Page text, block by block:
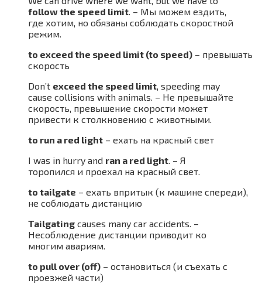
follow the speed limit. – Мы можем ездить,
где хотим, но обязаны соблюдать скоростной
режим.
to exceed the speed limit (to speed) – превышать
скорость
Don’t exceed the speed limit, speeding may
cause collisions with animals. – Не превышайте
скорость, превышение скорости может
привести к столкновению с животными.
to run a red light – ехать на красный свет
I was in hurry and ran a red light. – Я
торопился и проехал на красный свет.
to tailgate – ехать впритык (к машине спереди),
не соблюдать дистанцию
Tailgating causes many car accidents. –
Несоблюдение дистанции приводит ко
многим авариям.
to pull over (off) – остановиться (и съехать с
проезжей части)